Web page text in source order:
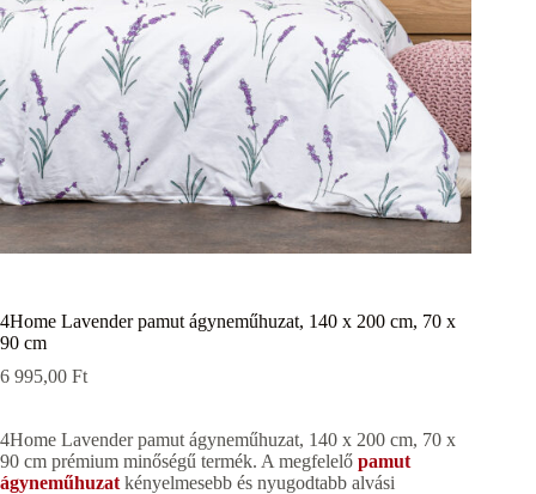
4Home Lavender pamut ágyneműhuzat, 140 x 200 cm, 70 x
90 cm
6 995,00 Ft
4Home Lavender pamut ágyneműhuzat, 140 x 200 cm, 70 x
90 cm prémium minőségű termék. A megfelelő pamut
ágyneműhuzat kényelmesebb és nyugodtabb alvási